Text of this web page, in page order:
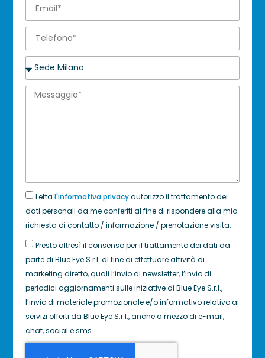
Letta l'informativa privacyautorizzo il trattamento dei
dati personali da me conferiti al fine di rispondere alla mia
richiesta di contatto / informazione / prenotazione visita.
Presto altresì il consenso per il trattamento dei dati da
parte di Blue Eye S.r.l. al fine di effettuare attività di
marketing diretto, quali l’invio di newsletter, l’invio di
periodici aggiornamenti sulle iniziative di Blue Eye S.r.l.,
l’invio di materiale promozionale e/o informativo relativo ai
servizi offerti da Blue Eye S.r.l., anche a mezzo di e-mail,
chat, social e sms.